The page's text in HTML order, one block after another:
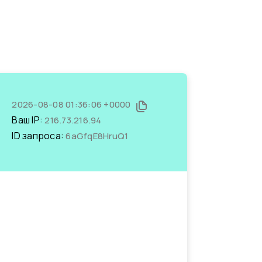
2026-08-08 01:36:06 +0000
Ваш IP:216.73.216.94
ID запроса:6aGfqE8HruQ1